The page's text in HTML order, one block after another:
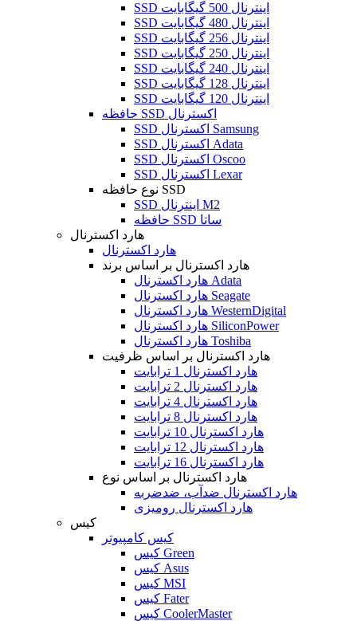
SSD اینترنال 500 گیگابایت
SSD اینترنال 480 گیگابایت
SSD اینترنال 256 گیگابایت
SSD اینترنال 250 گیگابایت
SSD اینترنال 240 گیگابایت
SSD اینترنال 128 گیگابایت
SSD اینترنال 120 گیگابایت
حافظه SSD اکسترنال
SSD اکسترنال Samsung
SSD اکسترنال Adata
SSD اکسترنال Oscoo
SSD اکسترنال Lexar
نوع حافظه SSD
SSD اینترنال M2
حافظه SSD ساتا
هارد اکسترنال
هارد اکسترنال
هارد اکسترنال بر اساس برند
هارد اکسترنال Adata
هارد اکسترنال Seagate
هارد اکسترنال WesternDigital
هارد اکسترنال SiliconPower
هارد اکسترنال Toshiba
هارد اکسترنال بر اساس ظرفیت
هارد اکسترنال 1 ترابایت
هارد اکسترنال 2 ترابایت
هارد اکسترنال 4 ترابایت
هارد اکسترنال 8 ترابایت
هارد اکسترنال 10 ترابایت
هارد اکسترنال 12 ترابایت
هارد اکسترنال 16 ترابایت
هارد اکسترنال بر اساس نوع
هارد اکسترنال ضدآب، ضدضربه
هارد اکسترنال رومیزی
کیس
کیس کامپیوتر
کیس Green
کیس Asus
کیس MSI
کیس Fater
کیس CoolerMaster